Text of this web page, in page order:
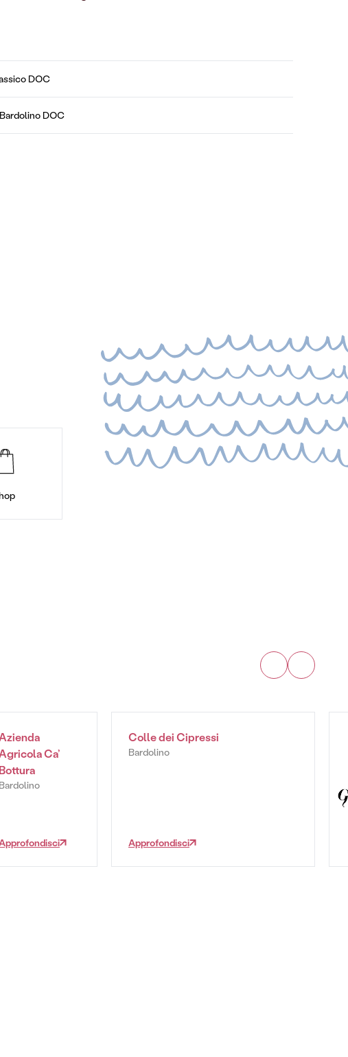
DOC
DOC
Ca’
Bottura
Bardolino
Colle dei Cipressi
Bardolino
Approfondisci